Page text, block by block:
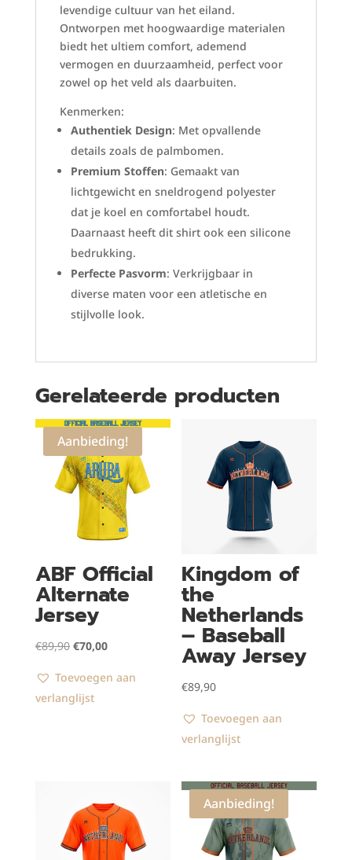
levendige cultuur van het eiland.
Ontworpen met hoogwaardige materialen
biedt het ultiem comfort, ademend
vermogen en duurzaamheid, perfect voor
zowel op het veld als daarbuiten.
Kenmerken:
Authentiek Design: Met opvallende
details zoals de palmbomen.
Premium Stoffen: Gemaakt van
lichtgewicht en sneldrogend polyester
dat je koel en comfortabel houdt.
Daarnaast heeft dit shirt ook een silicone
bedrukking.
Perfecte Pasvorm: Verkrijgbaar in
diverse maten voor een atletische en
stijlvolle look.
Gerelateerde producten
Aanbieding!
ABF Official
Alternate
Jersey
€89,90 Oorspronkelijke
was:
€89,90.
€70,00Huidige
is:
Toevoegen aan
verlanglijst
Kingdom of
the
Netherlands
– Baseball
Away Jersey
€89,90
Toevoegen aan
verlanglijst
Aanbieding!